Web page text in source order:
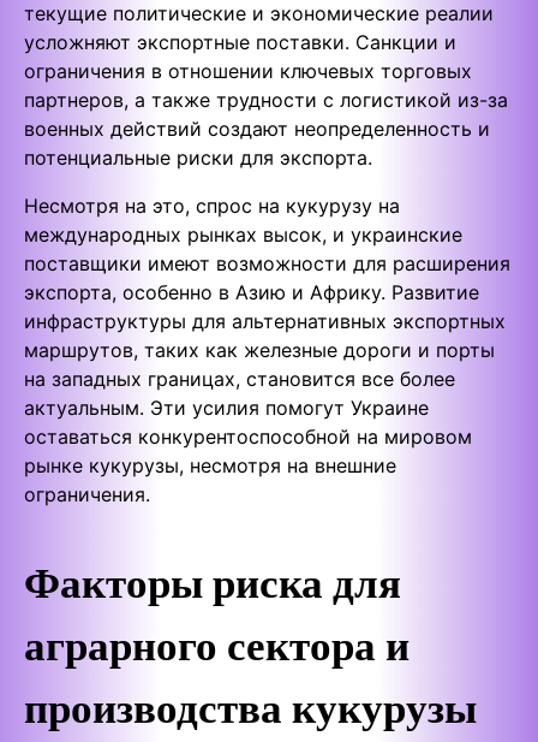
текущие политические и экономические реалии
усложняют экспортные поставки. Санкции и
ограничения в отношении ключевых торговых
партнеров, а также трудности с логистикой из-за
военных действий создают неопределенность и
потенциальные риски для экспорта.
Несмотря на это, спрос на кукурузу на
международных рынках высок, и украинские
поставщики имеют возможности для расширения
экспорта, особенно в Азию и Африку. Развитие
инфраструктуры для альтернативных экспортных
маршрутов, таких как железные дороги и порты
на западных границах, становится все более
актуальным. Эти усилия помогут Украине
оставаться конкурентоспособной на мировом
рынке кукурузы, несмотря на внешние
ограничения.
Факторы риска для
аграрного сектора и
производства кукурузы